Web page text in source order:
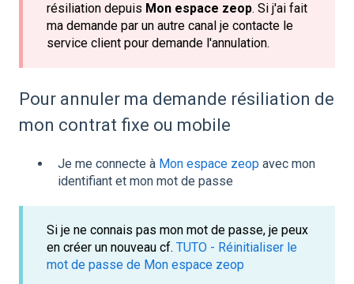
résiliation depuis Mon espace zeop. Si j'ai fait
ma demande par un autre canal je contacte le
service client pour demande l'annulation.
Pour annuler ma demande résiliation de
mon contrat fixe ou mobile
Je me connecte à Mon espace zeop avec mon
identifiant et mon mot de passe
Si je ne connais pas mon mot de passe, je peux
en créer un nouveau cf. TUTO - Réinitialiser le
mot de passe de Mon espace zeop